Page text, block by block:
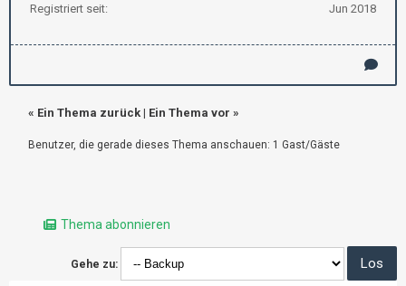
Registriert seit: Jun 2018
« Ein Thema zurück | Ein Thema vor »
Benutzer, die gerade dieses Thema anschauen: 1 Gast/Gäste
Thema abonnieren
Gehe zu: